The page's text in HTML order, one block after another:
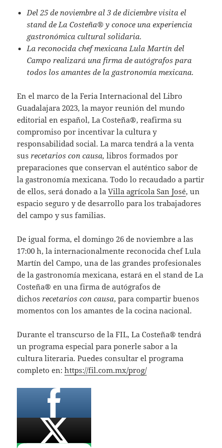
Del 25 de noviembre al 3 de diciembre visita el
stand de La Costeña® y conoce una experiencia
gastronómica cultural solidaria.
La reconocida chef mexicana Lula Martín del
Campo realizará una firma de autógrafos para
todos los amantes de la gastronomía mexicana.
En el marco de la Feria Internacional del Libro
Guadalajara 2023, la mayor reunión del mundo
editorial en español, La Costeña®, reafirma su
compromiso por incentivar la cultura y
responsabilidad social. La marca tendrá a la venta
susrecetarios con causa,libros formados por
preparaciones que conservan el auténtico sabor de
la gastronomía mexicana. Todo lo recaudado a partir
de ellos, será donado a laVilla agrícola San José, un
espacio seguro y de desarrollo para los trabajadores
del campo y sus familias.
De igual forma, el domingo 26 de noviembre a las
17:00 h, la internacionalmente reconocida chef Lula
Martín del Campo, una de las grandes profesionales
de la gastronomía mexicana, estará en el stand de La
Costeña® en una firma de autógrafos de
dichosrecetarios con causa, para compartir buenos
momentos con los amantes de la cocina nacional.
Durante el transcurso de la FIL, La Costeña® tendrá
un programa especial para ponerle sabor a la
cultura literaria. Puedes consultar el programa
completo en:https://fil.com.mx/prog/